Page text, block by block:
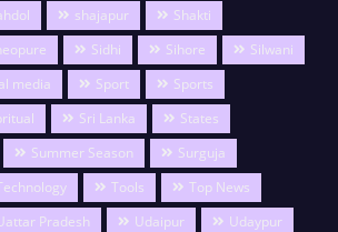
shajapur
Shakti
Sidhi Sihore
Silwani
media Sport
Sports
Sri Lanka
States
Summer Season
Surguja
Tools
Top News
Pradesh Udaipur
Udaypur